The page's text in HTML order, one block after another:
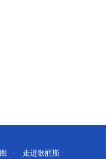
走进歌丽斯